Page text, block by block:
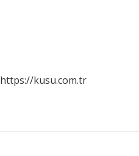
https://kusu.com.tr